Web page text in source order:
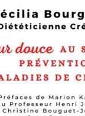
complet pour
et
à succès !
:
tous les jours de la
sous